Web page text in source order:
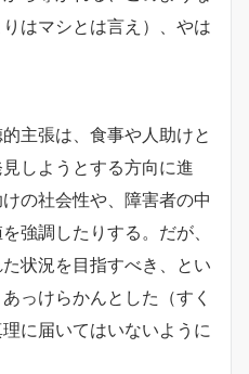
はマシとは言え）、やは
主張は、食事や人助けと
しようとする方向に進
の社会性や、障害者の中
強調したりする。だが、
状況を目指すべき、とい
っけらかんとした（すく
に届いてはいないように